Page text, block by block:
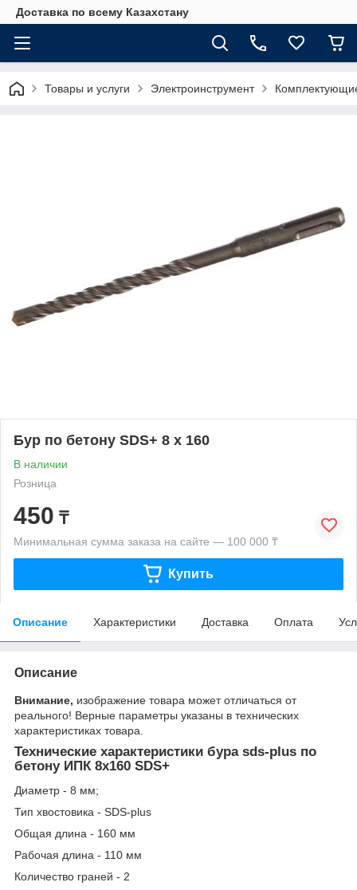
Доставка по всему Казахстану
Товары и услуги Электроинструмент
Бур по бетону SDS+ 8 х 160
В наличии
Розница
450 ₸
Минимальная сумма заказа на сайте — 100 000 ₸
Купить
Описание Характеристики Доставка Оплата
Описание
Внимание, изображение товара может отличаться от
реального! Верные параметры указаны в технических
характеристиках товара.
Технические характеристики бура sds-plus по
бетону ИПК 8х160 SDS+
Диаметр - 8 мм;
Тип хвостовика - SDS-plus
Общая длина - 160 мм
Рабочая длина - 110 мм
Количество граней - 2